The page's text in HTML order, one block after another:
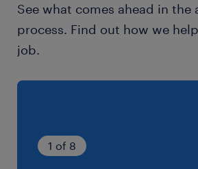
築、運用設計までを一貫してリ
ロトタイピングから実装、効果
じて、顧客におけるAI導入の実
します。・社内のエンジニアや
の動向を常にキャッチアップし
に向けたナレッジ共有・啓蒙を
See what comes ahead in the
process. Find out how we
job.
1 of 8